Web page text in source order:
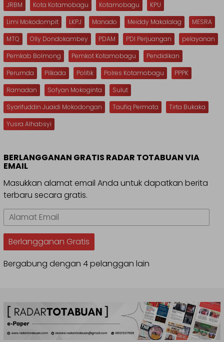
JRBM
Kota Kotamobagu Kotamobagu
KPU
Limi Mokodompit
LKPJ Manado Meiddy Makalalag
MESRA
MTQ
Olly Dondokambey PDAM PDI Perjuangan
pelayanan
Pemkab Bolmong
Pemkot Kotamobagu
Pendidikan
Perumda
Pilkada Politik Polres Kotamobagu
PPPK
Ramadan
Sofyan Mokoginta
Sulut
Syarifuddin Juaidi Mokodongan
Taufiq Permata
Tirta Bukaka
Yusra Alhabsyi
BERLANGGANAN GRATIS RADAR TOTABUAN VIA
EMAIL
Masukkan alamat email Anda untuk dapatkan berita
terbaru secara gratis.
Alamat
Email
Berlangganan Gratis
Bergabung dengan 4 pelanggan lain